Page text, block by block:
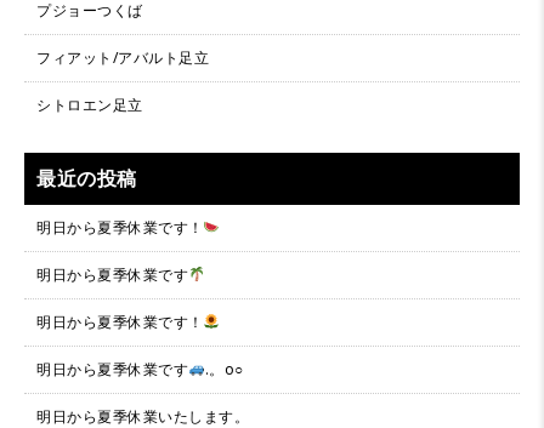
プジョーつくば
フィアット/アバルト足立
シトロエン足立
最近の投稿
明日から夏季休業です！
明日から夏季休業です
明日から夏季休業です！
明日から夏季休業です .。o○
明日から夏季休業いたします。